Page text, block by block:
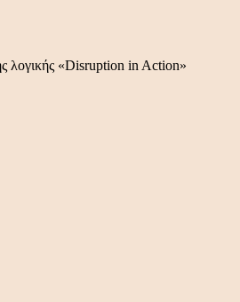
λογικής «Disruption in Action»